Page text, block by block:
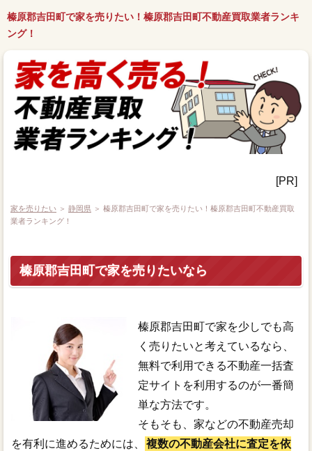
榛原郡吉田町で家を売りたい！榛原郡吉田町不動産買取業者ランキ
ング！
[PR]
家を売りたい ＞ 静岡県 ＞ 榛原郡吉田町で家を売りたい！榛原郡吉田町不動産買取
業者ランキング！
榛原郡吉田町で家を売りたいなら
榛原郡吉田町で家を少しでも高
く売りたいと考えているなら、
無料で利用できる不動産一括査
定サイトを利用するのが一番簡
単な方法です。
そもそも、家などの不動産売却
を有利に進めるためには、
複数の不動産会社に査定を依